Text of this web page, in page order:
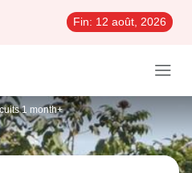
Fin: 12 août, 2026
1 month+